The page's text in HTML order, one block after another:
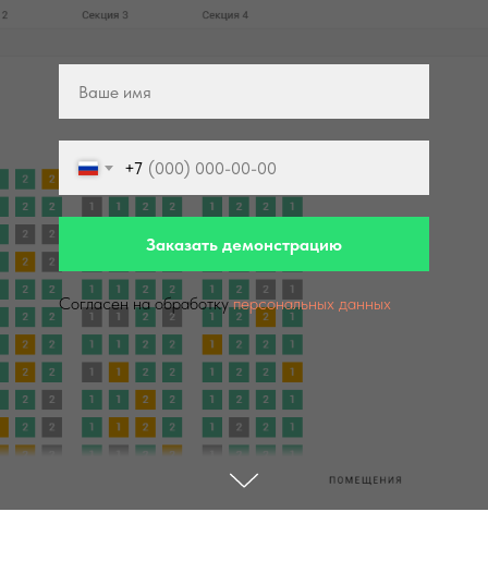
+7
Заказать демонстрацию
Согласен на обработкуперсональных данных